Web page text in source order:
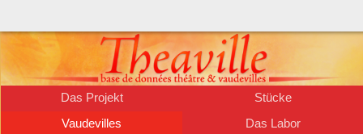
Das Projekt
Stücke
Vaudevilles
Das Labor